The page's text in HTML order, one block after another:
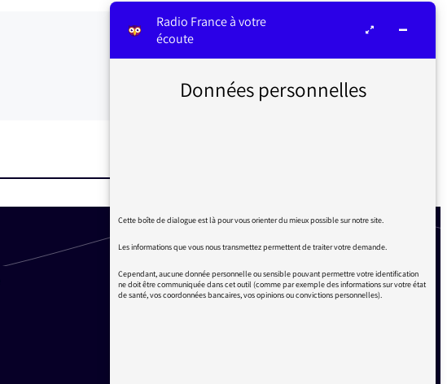
Radio France à votre
écoute
Données personnelles
Cette boîte de dialogue est là pour vous orienter du mieux possible sur notre site.
Les informations que vous nous transmettez permettent de traiter votre demande.
Cependant, aucune donnée personnelle ou sensible pouvant permettre votre identification
ne doit être communiquée dans cet outil (comme par exemple des informations sur votre état
de santé, vos coordonnées bancaires, vos opinions ou convictions personnelles).